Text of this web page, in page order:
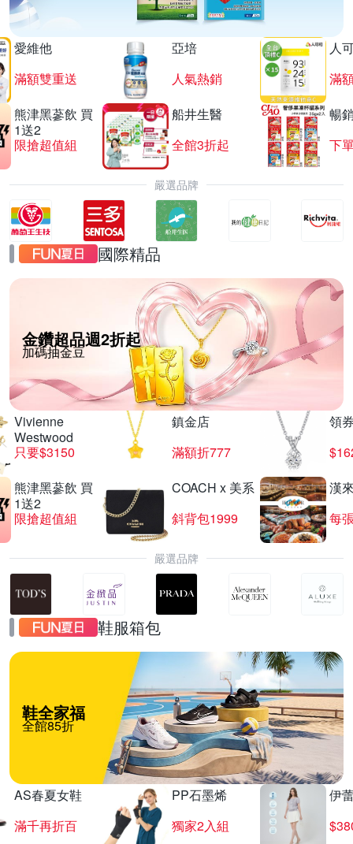
愛維他
滿額雙重送
亞培
人氣熱銷
人
滿
熊津黑蔘飲 買
1送2
限搶超值組
船井生醫
全館3折起
暢
下
嚴選品牌
國際精品
金鑽超品週2折起
加碼抽金豆
Vivienne
Westwood
只要$3150
鎮金店
滿額折777
領
熊津黑蔘飲 買
1送2
限搶超值組
COACH x 美系
斜背包1999
漢
每
嚴選品牌
鞋服箱包
鞋全家福
全館85折
AS春夏女鞋
滿千再折百
PP石墨烯
獨家2入組
伊